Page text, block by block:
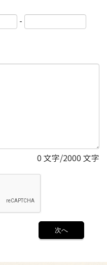
-
0 文字/2000 文字